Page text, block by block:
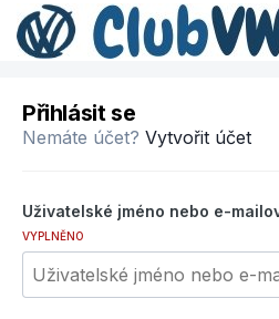
Přihlásit se
Nemáte účet? Vytvořit účet
Uživatelské jméno nebo e-
VYPLNĚNO